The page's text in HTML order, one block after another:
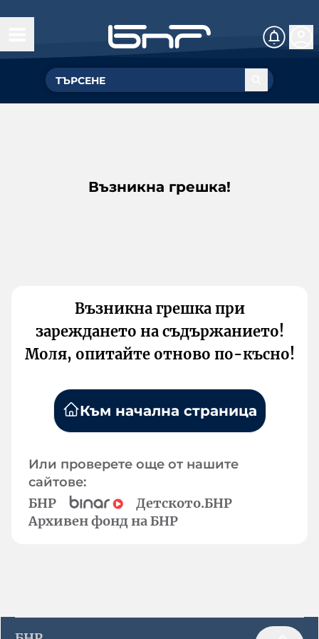
Възникна грешка!
Възникна грешка при
зареждането на съдържанието!
Моля, опитайте отново по-късно!
Към начална страница
Или проверете още от нашите
сайтове:
БНР
Детското.БНР
Архивен фонд на БНР